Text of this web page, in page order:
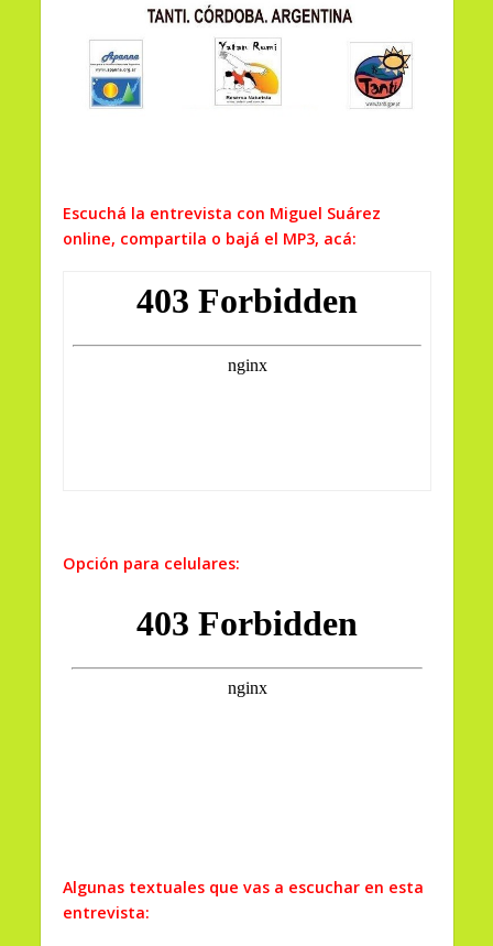
Escuchá la entrevista con Miguel Suárez
online, compartila o bajá el MP3, acá:
Opción para celulares:
Algunas textuales que vas a escuchar en esta
entrevista: